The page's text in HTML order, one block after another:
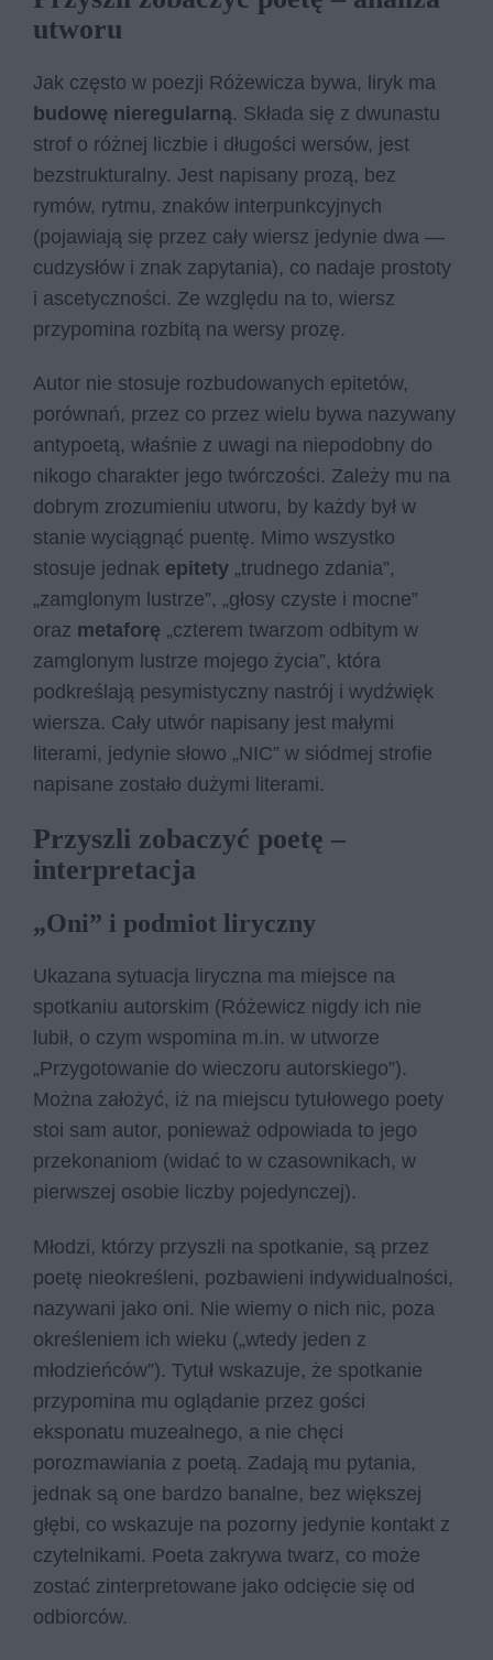
utworu
Jak często w poezji Różewicza bywa, liryk ma
budowę nieregularną. Składa się z dwunastu
strof o różnej liczbie i długości wersów, jest
bezstrukturalny. Jest napisany prozą, bez
rymów, rytmu, znaków interpunkcyjnych
(pojawiają się przez cały wiersz jedynie dwa —
cudzysłów i znak zapytania), co nadaje prostoty
i ascetyczności. Ze względu na to, wiersz
przypomina rozbitą na wersy prozę.
Autor nie stosuje rozbudowanych epitetów,
porównań, przez co przez wielu bywa nazywany
antypoetą, właśnie z uwagi na niepodobny do
nikogo charakter jego twórczości. Zależy mu na
dobrym zrozumieniu utworu, by każdy był w
stanie wyciągnąć puentę. Mimo wszystko
stosuje jednak epitety „trudnego zdania”,
„zamglonym lustrze”, „głosy czyste i mocne”
oraz metaforę „czterem twarzom odbitym w
zamglonym lustrze mojego życia”, która
podkreślają pesymistyczny nastrój i wydźwięk
wiersza. Cały utwór napisany jest małymi
literami, jedynie słowo „NIC” w siódmej strofie
napisane zostało dużymi literami.
Przyszli zobaczyć poetę –
interpretacja
„Oni” i podmiot liryczny
Ukazana sytuacja liryczna ma miejsce na
spotkaniu autorskim (Różewicz nigdy ich nie
lubił, o czym wspomina m.in. w utworze
„Przygotowanie do wieczoru autorskiego”).
Można założyć, iż na miejscu tytułowego poety
stoi sam autor, ponieważ odpowiada to jego
przekonaniom (widać to w czasownikach, w
pierwszej osobie liczby pojedynczej).
Młodzi, którzy przyszli na spotkanie, są przez
poetę nieokreśleni, pozbawieni indywidualności,
nazywani jako oni. Nie wiemy o nich nic, poza
określeniem ich wieku („wtedy jeden z
młodzieńców”). Tytuł wskazuje, że spotkanie
przypomina mu oglądanie przez gości
eksponatu muzealnego, a nie chęci
porozmawiania z poetą. Zadają mu pytania,
jednak są one bardzo banalne, bez większej
głębi, co wskazuje na pozorny jedynie kontakt z
czytelnikami. Poeta zakrywa twarz, co może
zostać zinterpretowane jako odcięcie się od
odbiorców.